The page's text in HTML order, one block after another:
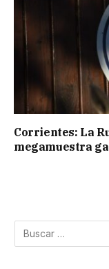
Corrientes: La
megamuestra